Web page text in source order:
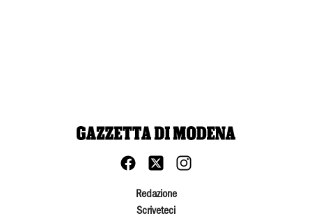
Redazione
Scriveteci